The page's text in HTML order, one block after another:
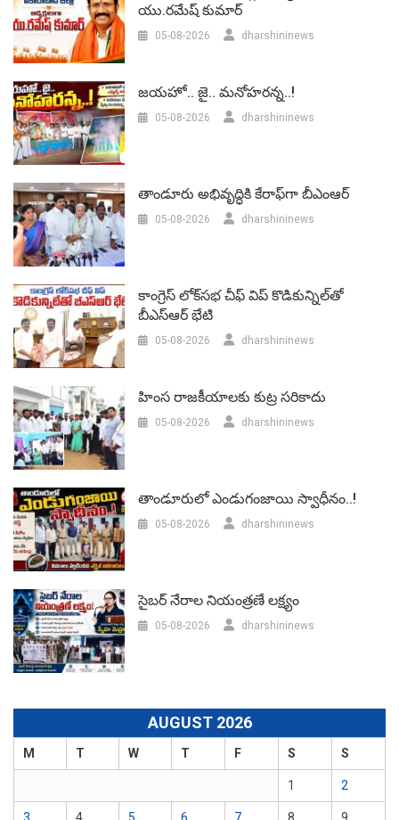
యు.రమేష్‌ కుమార్
05-08-2026 dharshininews
జయహో.. జై.. మనోహరన్న..!
05-08-2026 dharshininews
తాండూరు అభివృద్ధికి కేరాఫ్‌గా బీఎంఆర్‌
05-08-2026 dharshininews
కాంగ్రెస్ లోక్‌సభ చీఫ్ విప్ కొడికున్నిల్‌తో
బీఎస్‌ఆర్‌ భేటి
05-08-2026 dharshininews
హింస రాజకీయాలకు కుట్ర సరికాదు
05-08-2026 dharshininews
తాండూరులో ఎండుగంజాయి స్వాధీనం..!
05-08-2026 dharshininews
సైబర్ నేరాల నియంత్రణే లక్ష్యం
05-08-2026 dharshininews
AUGUST 2026
M T W T F S S
1 2